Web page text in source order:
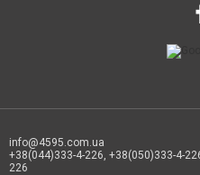
info@4595.com.ua
+38(044)333-4-226, +38(050)333-4-
226